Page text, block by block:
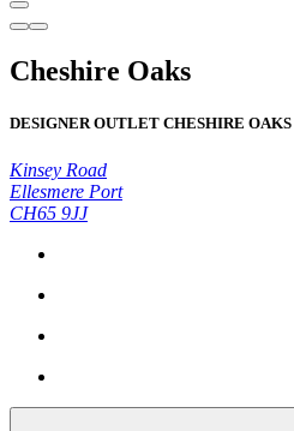
Cheshire Oaks
DESIGNER OUTLET CHESHIRE OAKS
Kinsey Road
Ellesmere Port
CH65 9JJ